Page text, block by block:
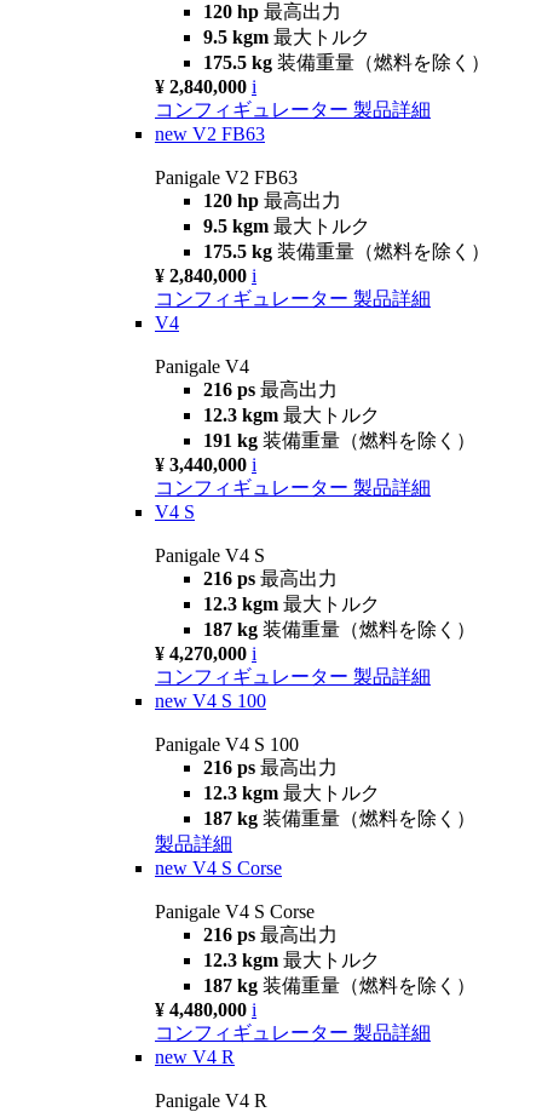
120 hp 最高出力
9.5 kgm 最大トルク
175.5 kg 装備重量（燃料を除く）
¥ 2,840,000 i
コンフィギュレーター 製品詳細
new V2 FB63
Panigale V2 FB63
120 hp 最高出力
9.5 kgm 最大トルク
175.5 kg 装備重量（燃料を除く）
¥ 2,840,000 i
コンフィギュレーター 製品詳細
V4
Panigale V4
216 ps 最高出力
12.3 kgm 最大トルク
191 kg 装備重量（燃料を除く）
¥ 3,440,000 i
コンフィギュレーター 製品詳細
V4 S
Panigale V4 S
216 ps 最高出力
12.3 kgm 最大トルク
187 kg 装備重量（燃料を除く）
¥ 4,270,000 i
コンフィギュレーター 製品詳細
new V4 S 100
Panigale V4 S 100
216 ps 最高出力
12.3 kgm 最大トルク
187 kg 装備重量（燃料を除く）
製品詳細
new V4 S Corse
Panigale V4 S Corse
216 ps 最高出力
12.3 kgm 最大トルク
187 kg 装備重量（燃料を除く）
¥ 4,480,000 i
コンフィギュレーター 製品詳細
new V4 R
Panigale V4 R